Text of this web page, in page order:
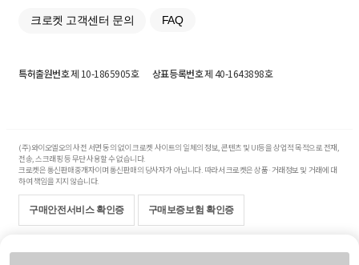
크로켓 고객센터 문의 FAQ
특허출원번호제 10-1865905호 상표등록번호제 40-1643898호
(주)와이오엘오의 사전 서면 동의 없이 크로켓 사이트의 일체의 정보, 콘텐츠 및 UI등을 상업적 목적으로 전재,
전송, 스크래핑 등 무단 사용할 수 없습니다.
크로켓은 통신판매중개자이며 통신판매의 당사자가 아닙니다. 따라서 크로켓은 상품·거래정보 및 거래에 대
하여 책임을 지지 않습니다.
구매안전서비스 확인증 구매보증보험 확인증